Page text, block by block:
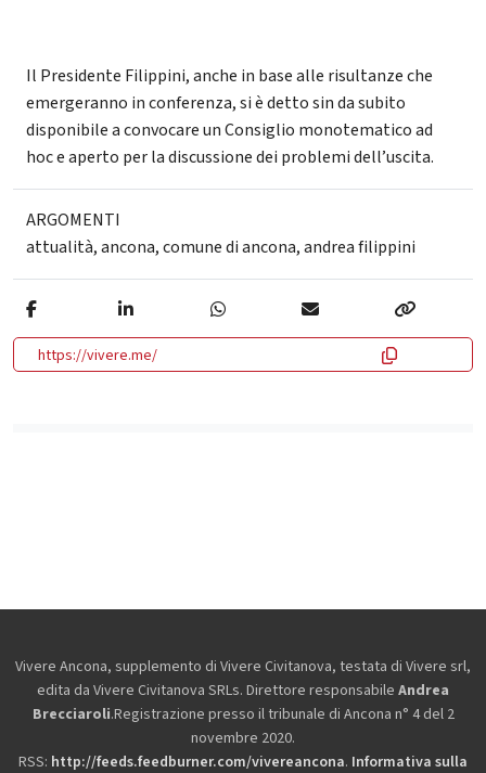
Il Presidente Filippini, anche in base alle risultanze che
emergeranno in conferenza, si è detto sin da subito
disponibile a convocare un Consiglio monotematico ad
hoc e aperto per la discussione dei problemi dell’uscita.
ARGOMENTI
attualità,ancona,comune di ancona,andrea filippini
https://vivere.me/
Vivere Ancona, supplemento di Vivere Civitanova, testata di Vivere srl,
edita da Vivere Civitanova SRLs. Direttore responsabile Andrea
Brecciaroli.Registrazione presso il tribunale di Ancona n° 4 del 2
novembre 2020.
RSS: http://feeds.feedburner.com/vivereancona. Informativa sulla